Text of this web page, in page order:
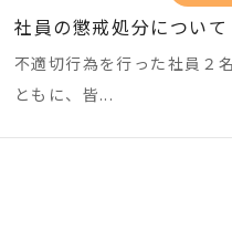
社員の懲戒処分について
不適切行為を行った社員２
ともに、皆...